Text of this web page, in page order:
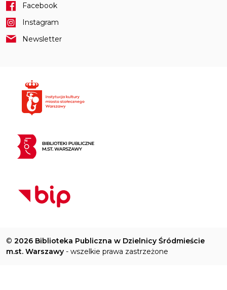
Facebook
Instagram
Newsletter
© 2026 Biblioteka Publiczna w Dzielnicy Śródmieście
m.st. Warszawy - wszelkie prawa zastrzeżone